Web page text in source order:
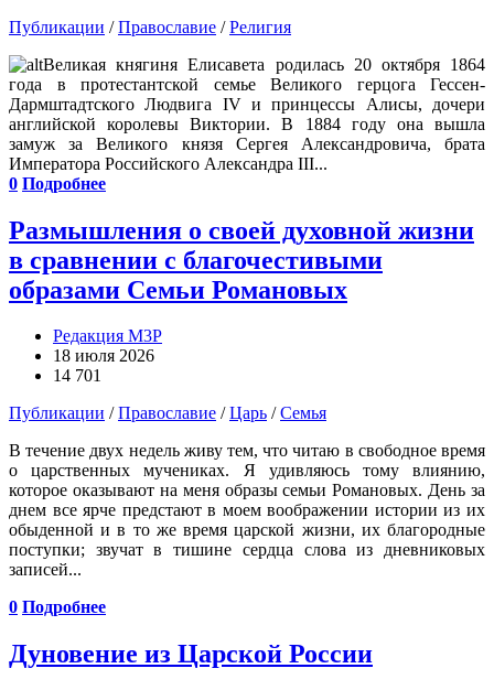
Публикации /Православие /Религия
Великая княгиня Елисавета родилась 20 октября 1864
года в протестантской семье Великого герцога Гессен-
Дармштадтского Людвига IV и принцессы Алисы, дочери
английской королевы Виктории. В 1884 году она вышла
замуж за Великого князя Сергея Александровича, брата
Императора Российского Александра III...
0 Подробнее
Размышления о своей духовной жизни
в сравнении с благочестивыми
образами Семьи Романовых
Редакция М3Р
18 июля 2026
14 701
Публикации /Православие /Царь /Семья
В течение двух недель живу тем, что читаю в свободное время
о царственных мучениках. Я удивляюсь тому влиянию,
которое оказывают на меня образы семьи Романовых. День за
днем все ярче предстают в моем воображении истории из их
обыденной и в то же время царской жизни, их благородные
поступки; звучат в тишине сердца слова из дневниковых
записей...
0 Подробнее
Дуновение из Царской России